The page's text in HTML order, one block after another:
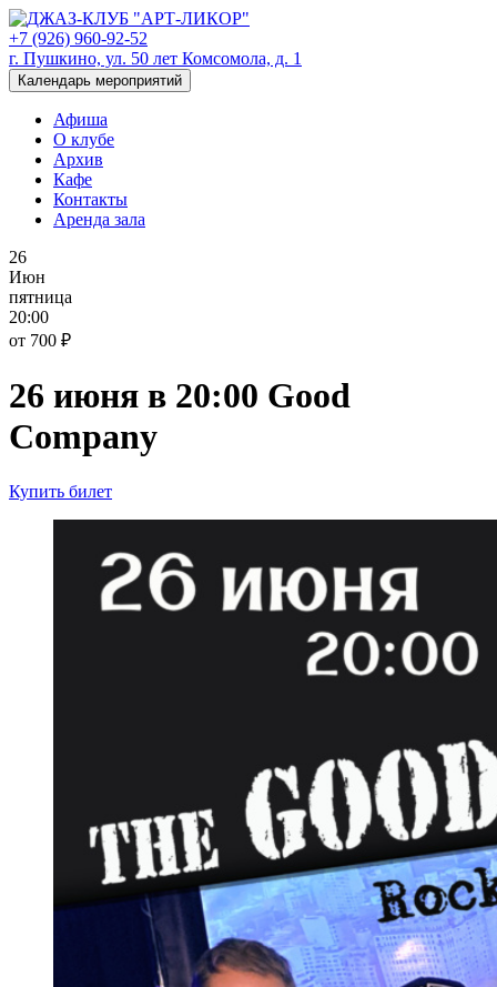
+7 (926) 960-92-52
г. Пушкино, ул. 50 лет Комсомола, д. 1
Календарь мероприятий
Афиша
О клубе
Архив
Кафе
Контакты
Аренда зала
26
Июн
пятница
20:00
от 700 ₽
26 июня в 20:00 Good
Company
Купить билет